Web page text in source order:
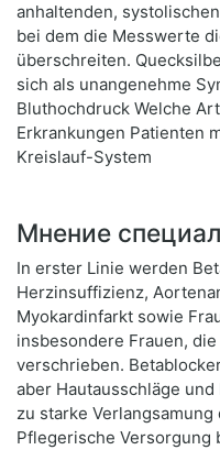
anhaltenden,
bei dem die Messwerte
überschreiten.
sich als unangenehme
Bluthochdruck Welche
Erkrankungen Patienten
Kreislauf-System
Мнение
In erster Linie werden
Herzinsuffizienz,
Myokardinfarkt sowie
insbesondere Frauen,
verschrieben.
aber Hautausschläge
zu starke
Pflegerische Versorgung